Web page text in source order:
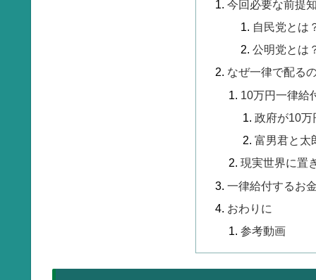
今回必要な前提
自民党とは
公明党とは
なぜ一律で配る
10万円一律給
政府が10万
富男君と太
現実世界に置
一律給付するお
おわりに
参考動画